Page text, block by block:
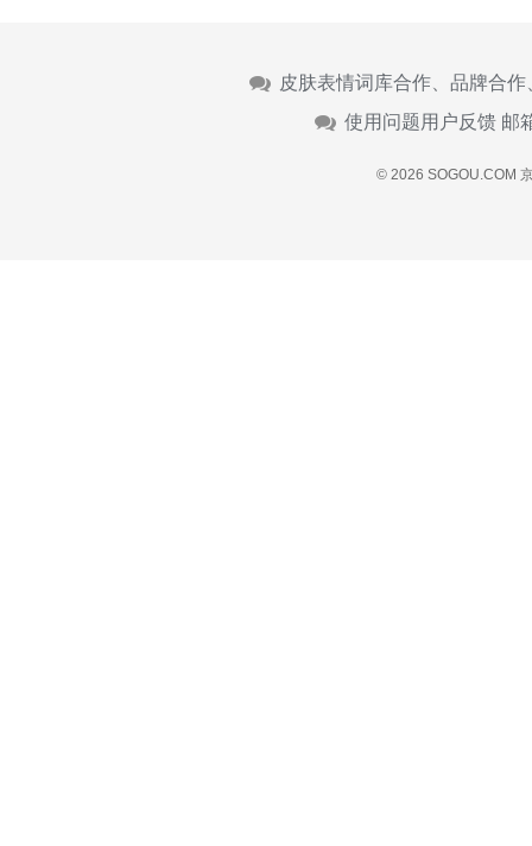
皮肤表情词库合作、品牌合
使用问题用户反馈 邮
© 2026 SOGOU.COM